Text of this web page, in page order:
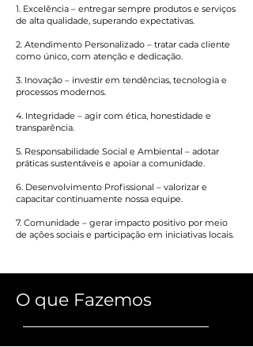
1. Excelência – entregar sempre produtos e serviços
de alta qualidade, superando expectativas.
2. Atendimento Personalizado – tratar cada cliente
como único, com atenção e dedicação.
3. Inovação – investir em tendências, tecnologia e
processos modernos.
4. Integridade – agir com ética, honestidade e
transparência.
5. Responsabilidade Social e Ambiental – adotar
práticas sustentáveis e apoiar a comunidade.
6. Desenvolvimento Profissional – valorizar e
capacitar continuamente nossa equipe.
7. Comunidade – gerar impacto positivo por meio
de ações sociais e participação em iniciativas locais.
O que Fazemos